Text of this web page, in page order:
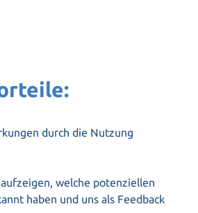
durch die Nutzung
welche potenziellen
haben und uns als Feedback